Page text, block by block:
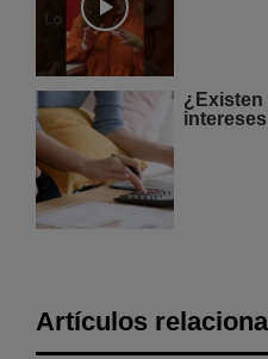
¿Existen
Artículos